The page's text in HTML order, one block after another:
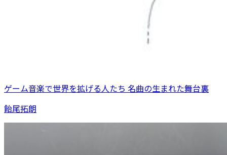
ゲーム音楽で世界を拡げる人たち 名曲の生まれた舞台裏
飴尾拓朗